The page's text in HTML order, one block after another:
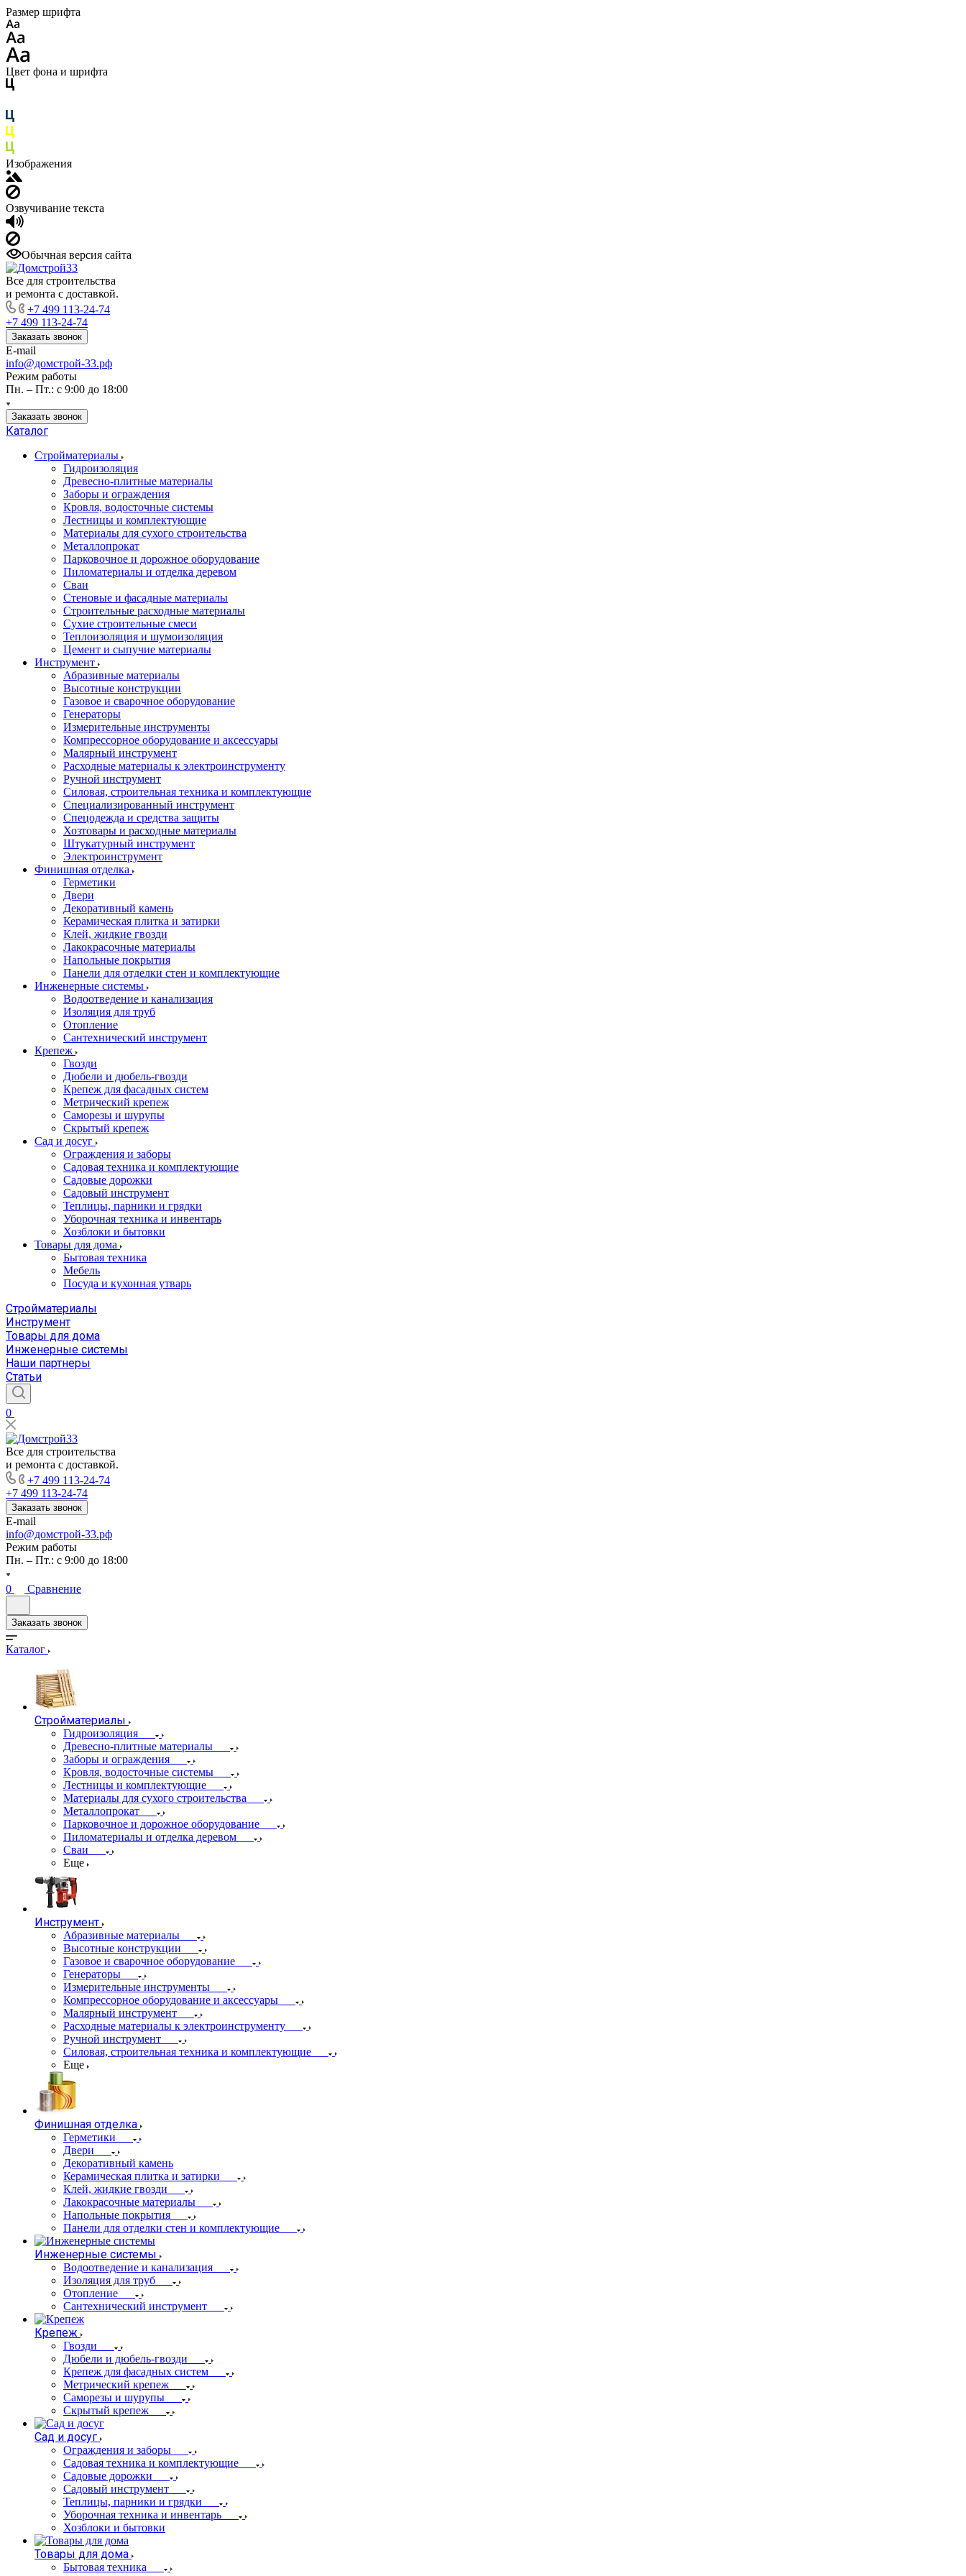
Размер шрифта
Цвет фона и шрифта
Изображения
Озвучивание текста
Обычная версия сайта
Все для строительства
и ремонта с доставкой.
+7 499 113-24-74
+7 499 113-24-74
Заказать звонок
E-mail
info@домстрой-33.рф
Режим работы
Пн. – Пт.: с 9:00 до 18:00
Заказать звонок
Каталог
Стройматериалы
Гидроизоляция
Древесно-плитные материалы
Заборы и ограждения
Кровля, водосточные системы
Лестницы и комплектующие
Материалы для сухого строительства
Металлопрокат
Парковочное и дорожное оборудование
Пиломатериалы и отделка деревом
Сваи
Стеновые и фасадные материалы
Строительные расходные материалы
Сухие строительные смеси
Теплоизоляция и шумоизоляция
Цемент и сыпучие материалы
Инструмент
Абразивные материалы
Высотные конструкции
Газовое и сварочное оборудование
Генераторы
Измерительные инструменты
Компрессорное оборудование и аксессуары
Малярный инструмент
Расходные материалы к электроинструменту
Ручной инструмент
Силовая, строительная техника и комплектующие
Специализированный инструмент
Спецодежда и средства защиты
Хозтовары и расходные материалы
Штукатурный инструмент
Электроинструмент
Финишная отделка
Герметики
Двери
Декоративный камень
Керамическая плитка и затирки
Клей, жидкие гвозди
Лакокрасочные материалы
Напольные покрытия
Панели для отделки стен и комплектующие
Инженерные системы
Водоотведение и канализация
Изоляция для труб
Отопление
Сантехнический инструмент
Крепеж
Гвозди
Дюбели и дюбель-гвозди
Крепеж для фасадных систем
Метрический крепеж
Саморезы и шурупы
Скрытый крепеж
Сад и досуг
Ограждения и заборы
Садовая техника и комплектующие
Садовые дорожки
Садовый инструмент
Теплицы, парники и грядки
Уборочная техника и инвентарь
Хозблоки и бытовки
Товары для дома
Бытовая техника
Мебель
Посуда и кухонная утварь
Стройматериалы
Инструмент
Товары для дома
Инженерные системы
Наши партнеры
Статьи
0
Все для строительства
и ремонта с доставкой.
+7 499 113-24-74
+7 499 113-24-74
Заказать звонок
E-mail
info@домстрой-33.рф
Режим работы
Пн. – Пт.: с 9:00 до 18:00
0 Сравнение
Заказать звонок
Каталог
Стройматериалы
Гидроизоляция
Древесно-плитные материалы
Заборы и ограждения
Кровля, водосточные системы
Лестницы и комплектующие
Материалы для сухого строительства
Металлопрокат
Парковочное и дорожное оборудование
Пиломатериалы и отделка деревом
Сваи
Еще
Инструмент
Абразивные материалы
Высотные конструкции
Газовое и сварочное оборудование
Генераторы
Измерительные инструменты
Компрессорное оборудование и аксессуары
Малярный инструмент
Расходные материалы к электроинструменту
Ручной инструмент
Силовая, строительная техника и комплектующие
Еще
Финишная отделка
Герметики
Двери
Декоративный камень
Керамическая плитка и затирки
Клей, жидкие гвозди
Лакокрасочные материалы
Напольные покрытия
Панели для отделки стен и комплектующие
Инженерные системы
Водоотведение и канализация
Изоляция для труб
Отопление
Сантехнический инструмент
Крепеж
Гвозди
Дюбели и дюбель-гвозди
Крепеж для фасадных систем
Метрический крепеж
Саморезы и шурупы
Скрытый крепеж
Сад и досуг
Ограждения и заборы
Садовая техника и комплектующие
Садовые дорожки
Садовый инструмент
Теплицы, парники и грядки
Уборочная техника и инвентарь
Хозблоки и бытовки
Товары для дома
Бытовая техника